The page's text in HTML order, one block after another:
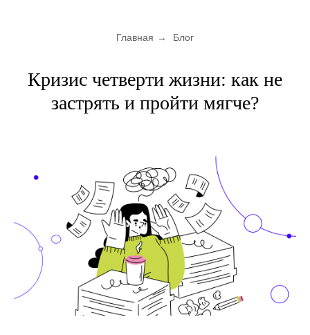
Главная → Блог
Кризис четверти жизни: как не
застрять и пройти мягче?